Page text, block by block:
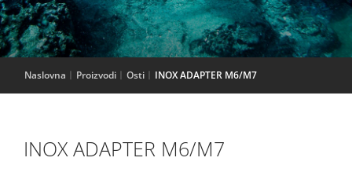
Naslovna Proizvodi Osti INOX ADAPTER M6/M7
INOX ADAPTER M6/M7